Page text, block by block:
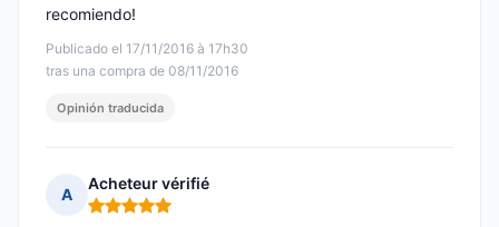
Publicado el 17/11/2016 à 17h30
tras una compra de 08/11/2016
recomiendo!
Opinión traducida
A
Acheteur vérifié
Nota: 5 de 5